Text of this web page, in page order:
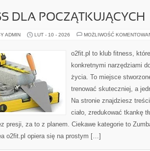
DLA POCZĄTKUJĄCYCH
ADMIN LUT - 10 - 2026 MOŻLIWOŚĆ
o2fit.pl to klub fitness,
konkretnymi narzędziami
życia. To miejsce
trenować skuteczniej, a
Na stronie znajdziesz
ciało, zredukować tkankę
presji, za to z planem. Ciekawe kategorie to
o2fit.pl opiera się na prostym […]